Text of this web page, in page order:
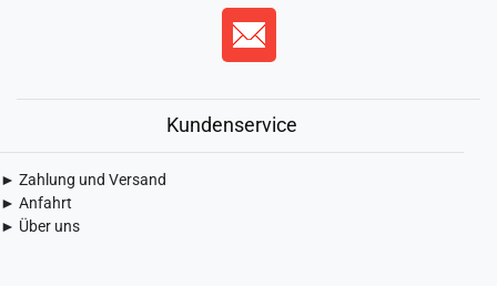
Kundenservice
► Zahlung und Versand
► Anfahrt
► Über uns